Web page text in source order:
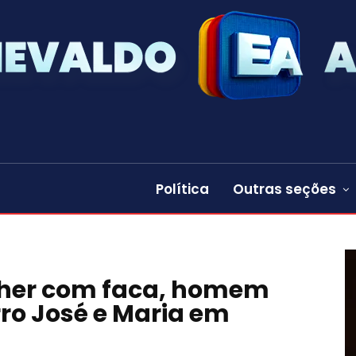
Política Outras seções
com faca, homem
José e Maria em